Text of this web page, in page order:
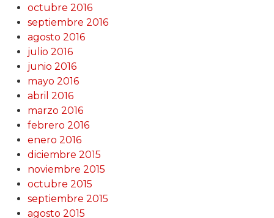
octubre 2016
septiembre 2016
agosto 2016
julio 2016
junio 2016
mayo 2016
abril 2016
marzo 2016
febrero 2016
enero 2016
diciembre 2015
noviembre 2015
octubre 2015
septiembre 2015
agosto 2015